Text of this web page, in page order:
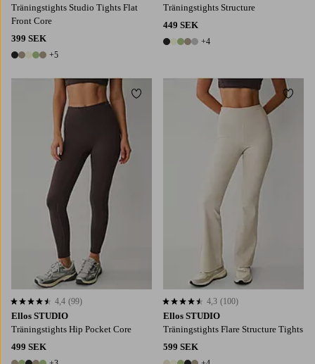
Träningstights Studio Tights Flat
Front Core
399 SEK
10 färger
+5
Träningstights Structure
449 SEK
9 färger
+4
Ellos STUDIO
Träningstights Hip Pocket Core
499 SEK
4,4 baserat på 99 st betyg
4,4 (99)
Lägg till i favoriter
Ellos STUDIO
Träningstights Flare Structure Tights
599 SEK
4,3 baserat på 100 st betyg
4,3 (100)